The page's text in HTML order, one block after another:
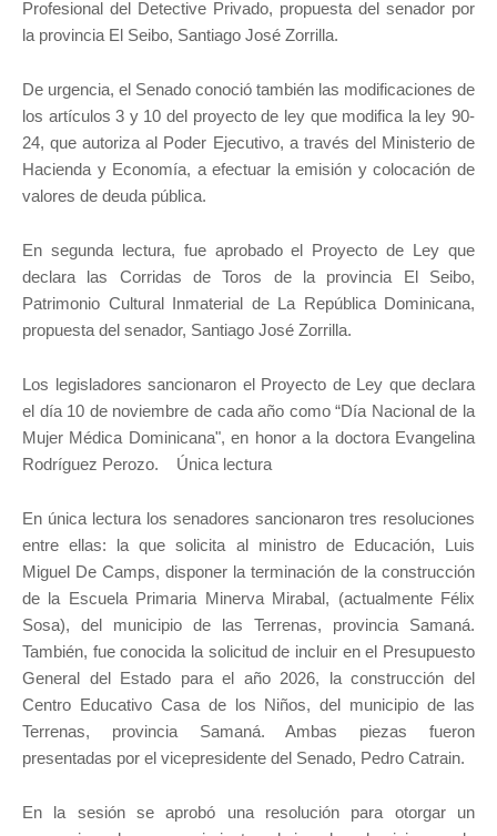
Profesional del Detective Privado, propuesta del senador por
la provincia El Seibo, Santiago José Zorrilla.
De urgencia, el Senado conoció también las modificaciones de
los artículos 3 y 10 del proyecto de ley que modifica la ley 90-
24, que autoriza al Poder Ejecutivo, a través del Ministerio de
Hacienda y Economía, a efectuar la emisión y colocación de
valores de deuda pública.
En segunda lectura, fue aprobado el Proyecto de Ley que
declara las Corridas de Toros de la provincia El Seibo,
Patrimonio Cultural Inmaterial de La República Dominicana,
propuesta del senador, Santiago José Zorrilla.
Los legisladores sancionaron el Proyecto de Ley que declara
el día 10 de noviembre de cada año como “Día Nacional de la
Mujer Médica Dominicana", en honor a la doctora Evangelina
Rodríguez Perozo. Única lectura
En única lectura los senadores sancionaron tres resoluciones
entre ellas: la que solicita al ministro de Educación, Luis
Miguel De Camps, disponer la terminación de la construcción
de la Escuela Primaria Minerva Mirabal, (actualmente Félix
Sosa), del municipio de las Terrenas, provincia Samaná.
También, fue conocida la solicitud de incluir en el Presupuesto
General del Estado para el año 2026, la construcción del
Centro Educativo Casa de los Niños, del municipio de las
Terrenas, provincia Samaná. Ambas piezas fueron
presentadas por el vicepresidente del Senado, Pedro Catrain.
En la sesión se aprobó una resolución para otorgar un